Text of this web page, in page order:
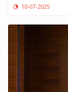
10-07-2025